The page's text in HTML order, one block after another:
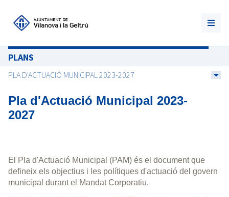
PLANS
PLA D'ACTUACIÓ MUNICIPAL 2023-2027
Pla d'Actuació Municipal 2023-
2027
El Pla d'Actuació Municipal (PAM) és el document que
defineix els objectius i les polítiques d'actuació del govern
municipal durant el Mandat Corporatiu.